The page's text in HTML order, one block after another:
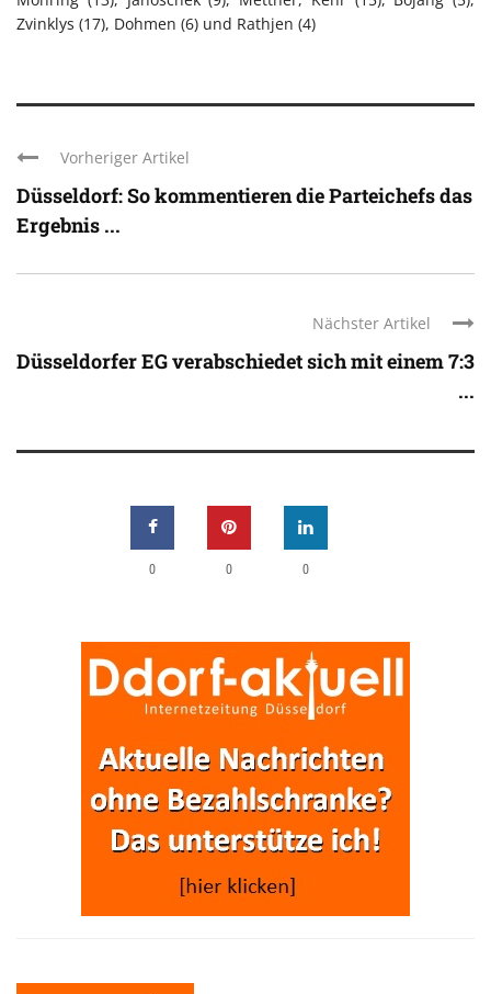
Zvinklys (17), Dohmen (6) und Rathjen (4)
Vorheriger Artikel
Düsseldorf: So kommentieren die Parteichefs das
Ergebnis ...
Nächster Artikel
Düsseldorfer EG verabschiedet sich mit einem 7:3
...
0 0 0